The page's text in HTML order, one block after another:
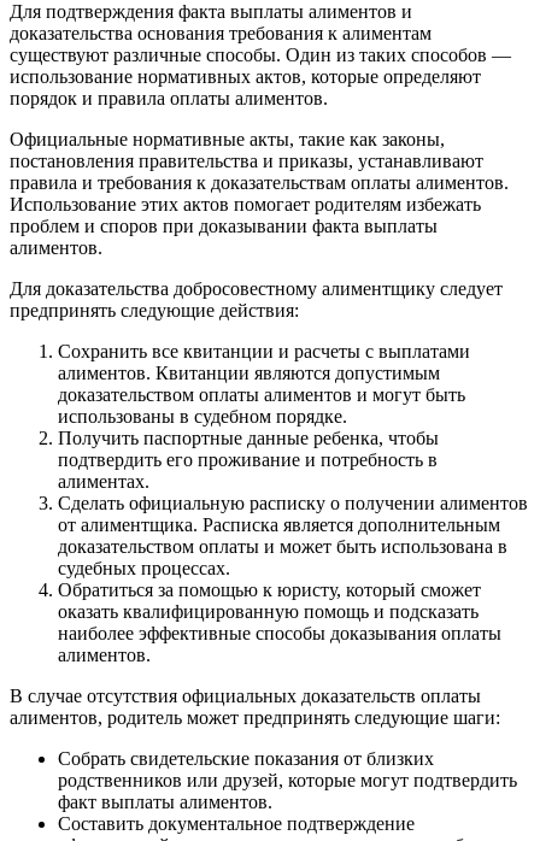
Для подтверждения факта выплаты алиментов и
доказательства основания требования к алиментам
существуют различные способы. Один из таких способов —
использование нормативных актов, которые определяют
порядок и правила оплаты алиментов.
Официальные нормативные акты, такие как законы,
постановления правительства и приказы, устанавливают
правила и требования к доказательствам оплаты алиментов.
Использование этих актов помогает родителям избежать
проблем и споров при доказывании факта выплаты
алиментов.
Для доказательства добросовестному алиментщику следует
предпринять следующие действия:
Сохранить все квитанции и расчеты с выплатами
алиментов. Квитанции являются допустимым
доказательством оплаты алиментов и могут быть
использованы в судебном порядке.
Получить паспортные данные ребенка, чтобы
подтвердить его проживание и потребность в
алиментах.
Сделать официальную расписку о получении алиментов
от алиментщика. Расписка является дополнительным
доказательством оплаты и может быть использована в
судебных процессах.
Обратиться за помощью к юристу, который сможет
оказать квалифицированную помощь и подсказать
наиболее эффективные способы доказывания оплаты
алиментов.
В случае отсутствия официальных доказательств оплаты
алиментов, родитель может предпринять следующие шаги:
Собрать свидетельские показания от близких
родственников или друзей, которые могут подтвердить
факт выплаты алиментов.
Составить документальное подтверждение